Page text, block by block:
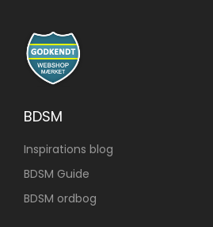
BDSM
Inspirations blog
BDSM Guide
BDSM ordbog